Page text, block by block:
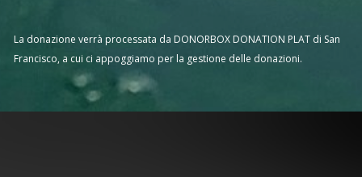
La donazione verrà processata da DONORBOX DONATION PLAT di San
Francisco, a cui ci appoggiamo per la gestione delle donazioni.